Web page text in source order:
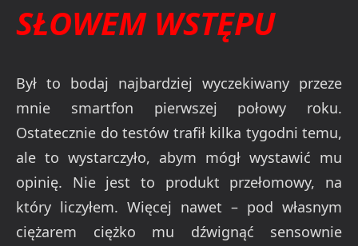
SŁOWEM WSTĘPU
Był to bodaj najbardziej wyczekiwany przeze
mnie smartfon pierwszej połowy roku.
Ostatecznie do testów trafił kilka tygodni temu,
ale to wystarczyło, abym mógł wystawić mu
opinię. Nie jest to produkt przełomowy, na
który liczyłem. Więcej nawet – pod własnym
ciężarem ciężko mu dźwignąć sensownie